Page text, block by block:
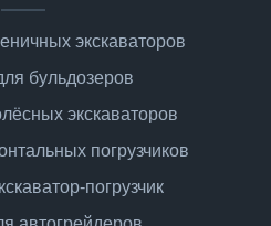
экскаваторов
бульдозеров
экскаваторов
погрузчиков
погрузчик